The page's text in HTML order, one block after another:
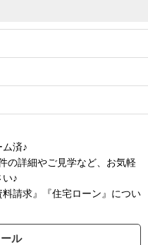
済♪
の詳細やご見学など、お気軽
♪
料請求』『住宅ローン』につい
ル